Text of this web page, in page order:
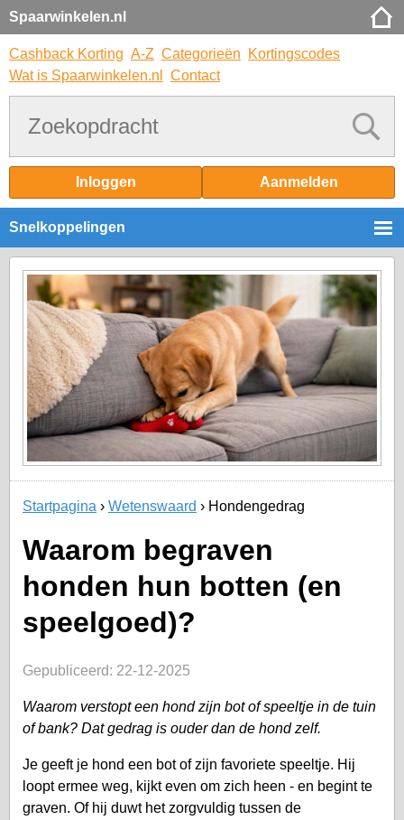
Spaarwinkelen.nl
Cashback Korting A-Z Categorieën
Kortingscodes
Wat is Spaarwinkelen.nl
Contact
Inloggen Aanmelden
Snelkoppelingen
Startpagina Wetenswaard Hondengedrag
Waarom begraven
honden hun botten (en
speelgoed)?
Gepubliceerd: 22-12-2025
Waarom verstopt een hond zijn bot of speeltje in de tuin
of bank? Dat gedrag is ouder dan de hond zelf.
Je geeft je hond een bot of zijn favoriete speeltje. Hij
loopt ermee weg, kijkt even om zich heen - en begint te
graven. Of hij duwt het zorgvuldig tussen de